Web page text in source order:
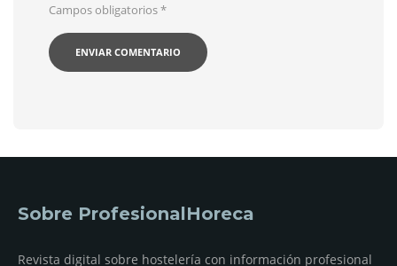
Campos obligatorios*
Sobre ProfesionalHoreca
Revista digital sobre hostelería con información profesional